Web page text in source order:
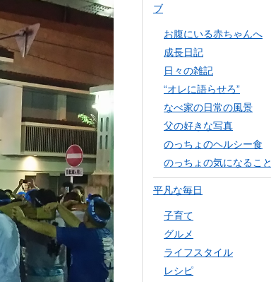
ブ
お腹にいる赤ちゃんへ
成長日記
日々の雑記
“オレに語らせろ”
なべ家の日常の風景
父の好きな写真
のっちょのヘルシー食
のっちょの気になること
平凡な毎日
子育て
グルメ
ライフスタイル
レシピ